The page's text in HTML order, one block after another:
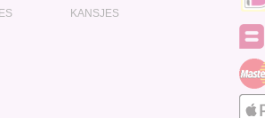
KANSJES